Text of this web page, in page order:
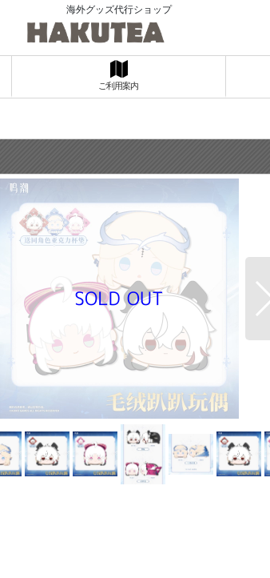
海外グッズ代行ショップ
ご利用案内